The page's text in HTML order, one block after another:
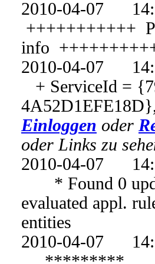
2010-04-07
+++++++++++
info
2010-04-07
+ ServiceId =
Einloggen oder
oder Links zu
2010-04-07
* Found 0
evaluated appl.
entities
2010-04-07